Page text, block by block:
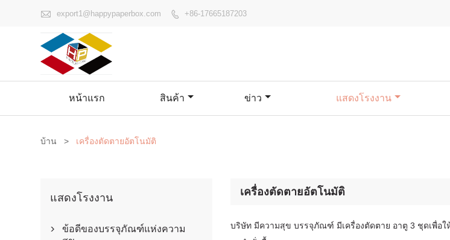
 export1@happypaperbox.com  +86-17665187203
หน้าแรก สินค้า ข่าว แสดงโรงงาน
บ้าน > เครื่องตัดตายอัตโนมัติ
เครื่องตัดตายอัตโนมัติ
บริษัท มีความสุข บรรจุภัณฑ์ มีเครื่องตัดตาย อาตู 3 ชุดเพื่อ
แสดงโรงงาน

ข้อดีของบรรจุภัณฑ์แห่งความ